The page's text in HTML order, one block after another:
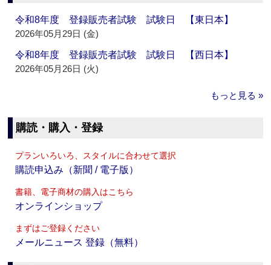
令和8年度 登録販売者試験 試験日 【東日本】
2026年05月29日 (金)
令和8年度 登録販売者試験 試験日 【西日本】
2026年05月26日 (火)
もっと見る »
購読・購入・登録
プランいろいろ、スタイルに合わせて選択
購読申込み（新聞 / 電子版）
書籍、電子商材の購入はこちら
オンラインショップ
まずはご登録ください
メールニュース 登録（無料）